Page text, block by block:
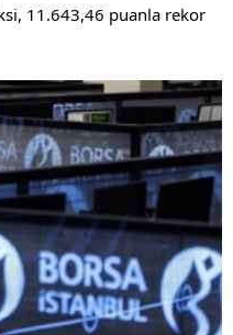
11.643,46 puanla rekor